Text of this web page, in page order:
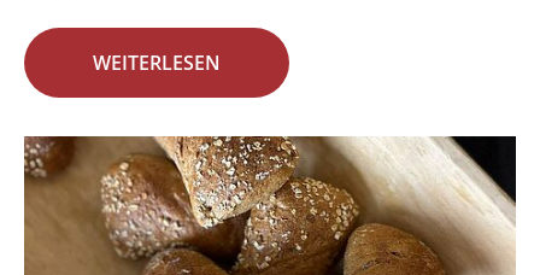
WEITERLESEN